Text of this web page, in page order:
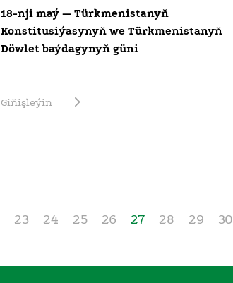
18-nji maý — Türkmenistanyň
Konstitusiýasynyň we Türkmenistanyň
Döwlet baýdagynyň güni
Giňişleýin
23 24 25 26 27 28 29 30